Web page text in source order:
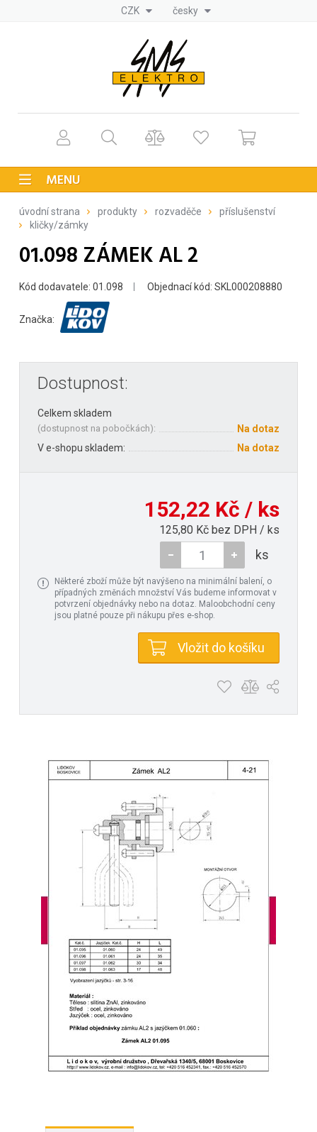
CZK česky
MENU
úvodní strana produkty rozvaděče
příslušenství
kličky/zámky
01.098 ZÁMEK AL 2
Kód dodavatele: 01.098 Objednací kód: SKL000208880
Značka:
Dostupnost:
Celkem skladem
(dostupnost na pobočkách):
Na dotaz
V e-shopu skladem:
Na dotaz
152,22 Kč / ks
125,80 Kč bez DPH / ks
ks
Některé zboží může být navýšeno na minimální balení, o
případných změnách množství Vás budeme informovat v
potvrzení objednávky nebo na dotaz. Maloobchodní ceny
jsou platné pouze při nákupu přes e-shop.
Vložit do košíku